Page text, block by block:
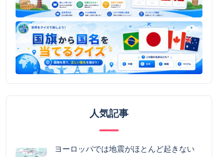
人気記事
ヨーロッパでは地震がほとんど起きない